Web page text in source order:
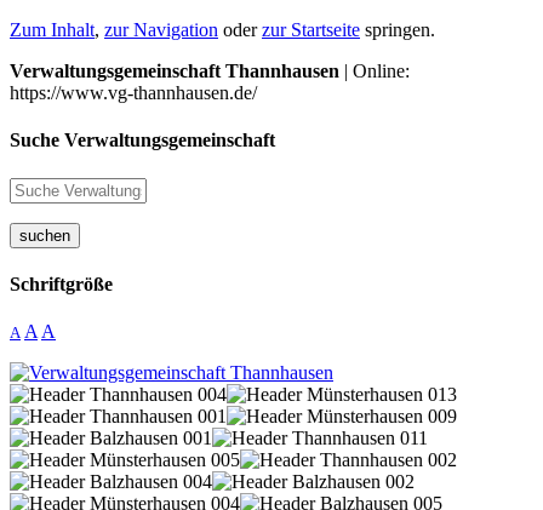
Zum Inhalt, zur Navigation oderzur Startseite springen.
Verwaltungsgemeinschaft Thannhausen | Online:
https://www.vg-thannhausen.de/
Suche Verwaltungsgemeinschaft
suchen
Schriftgröße
A A A